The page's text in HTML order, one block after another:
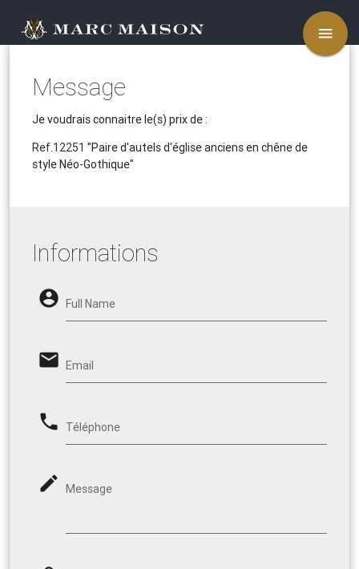
menu
Message
Je voudrais connaitre le(s) prix de :
Ref.12251 "Paire d'autels d'église anciens en chêne de
style Néo-Gothique"
Informations
account_circle Full Name
email Email
phone Téléphone
mode_edit Message